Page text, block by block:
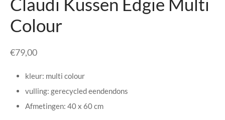
Colour
€79,00
kleur: multi colour
vulling: gerecycled eendendons
Afmetingen: 40 x 60 cm
Kussens
& Schalen